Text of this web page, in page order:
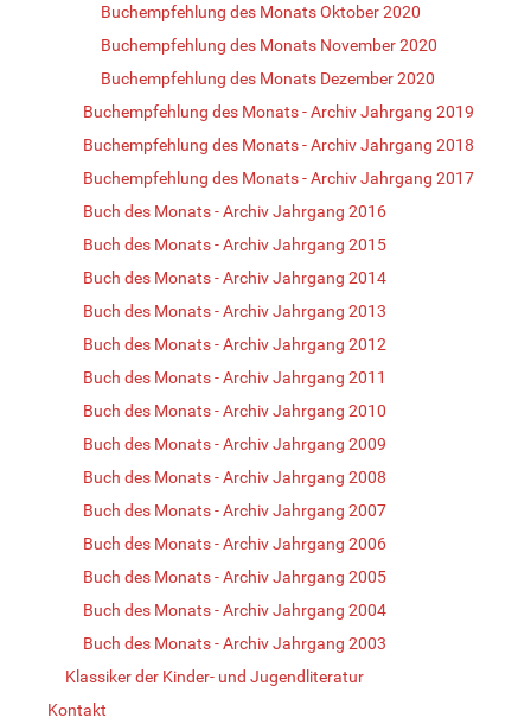
Buchempfehlung des Monats Oktober 2020
Buchempfehlung des Monats November 2020
Buchempfehlung des Monats Dezember 2020
Buchempfehlung des Monats - Archiv Jahrgang 2019
Buchempfehlung des Monats - Archiv Jahrgang 2018
Buchempfehlung des Monats - Archiv Jahrgang 2017
Buch des Monats - Archiv Jahrgang 2016
Buch des Monats - Archiv Jahrgang 2015
Buch des Monats - Archiv Jahrgang 2014
Buch des Monats - Archiv Jahrgang 2013
Buch des Monats - Archiv Jahrgang 2012
Buch des Monats - Archiv Jahrgang 2011
Buch des Monats - Archiv Jahrgang 2010
Buch des Monats - Archiv Jahrgang 2009
Buch des Monats - Archiv Jahrgang 2008
Buch des Monats - Archiv Jahrgang 2007
Buch des Monats - Archiv Jahrgang 2006
Buch des Monats - Archiv Jahrgang 2005
Buch des Monats - Archiv Jahrgang 2004
Buch des Monats - Archiv Jahrgang 2003
Klassiker der Kinder- und Jugendliteratur
Kontakt